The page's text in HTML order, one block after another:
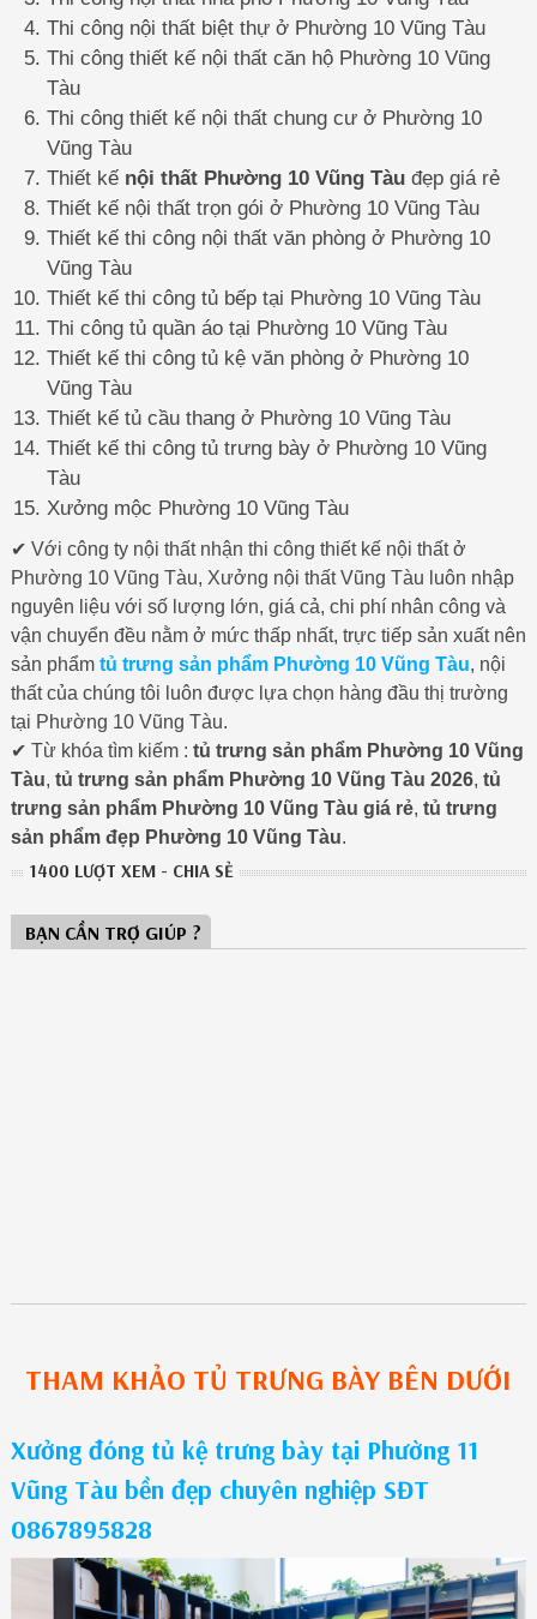
Thi công nội thất biệt thự ở Phường 10 Vũng Tàu
Thi công thiết kế nội thất căn hộ Phường 10 Vũng
Tàu
Thi công thiết kế nội thất chung cư ở Phường 10
Vũng Tàu
Thiết kế nội thất Phường 10 Vũng Tàuđẹp giá rẻ
Thiết kế nội thất trọn gói ở Phường 10 Vũng Tàu
Thiết kế thi công nội thất văn phòng ở Phường 10
Vũng Tàu
Thiết kế thi công tủ bếp tại Phường 10 Vũng Tàu
Thi công tủ quần áo tại Phường 10 Vũng Tàu
Thiết kế thi công tủ kệ văn phòng ở Phường 10
Vũng Tàu
Thiết kế tủ cầu thang ở Phường 10 Vũng Tàu
Thiết kế thi công tủ trưng bày ở Phường 10 Vũng
Tàu
Xưởng mộc Phường 10 Vũng Tàu
✔ Với công ty nội thất nhận thi công thiết kế nội thất ở
Phường 10 Vũng Tàu, Xưởng nội thất Vũng Tàu luôn nhập
nguyên liệu với số lượng lớn, giá cả, chi phí nhân công và
vận chuyển đều nằm ở mức thấp nhất, trực tiếp sản xuất nên
sản phẩm tủ trưng sản phẩm Phường 10 Vũng Tàu, nội
thất của chúng tôi luôn được lựa chọn hàng đầu thị trường
tại Phường 10 Vũng Tàu.
✔ Từ khóa tìm kiếm : tủ trưng sản phẩm Phường 10 Vũng
Tàu, tủ trưng sản phẩm Phường 10 Vũng Tàu 2026, tủ
trưng sản phẩm Phường 10 Vũng Tàu giá rẻ, tủ trưng
sản phẩm đẹp Phường 10 Vũng Tàu.
1400 LƯỢT XEM - CHIA SẺ
BẠN CẦN TRỢ GIÚP ?
THAM KHẢO TỦ TRƯNG BÀY BÊN DƯỚI
Xưởng đóng tủ kệ trưng bày tại Phường 11
Vũng Tàu bền đẹp chuyên nghiệp SĐT
0867895828